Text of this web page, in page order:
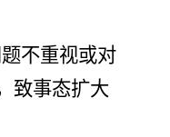
不重视或对
致事态扩大